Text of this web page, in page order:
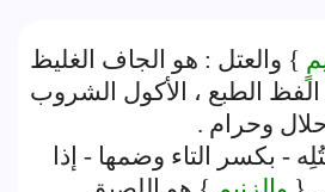
} والعتل : هو الجاف الغليظ
الطبع ، الأكول الشروب
وحرام .
- بكسر التاء وضمها - إذا